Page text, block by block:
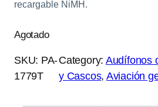
recargable NiMH.
Agotado
SKU: PA-
1779T
Category: Audífonos
y Cascos, Aviación